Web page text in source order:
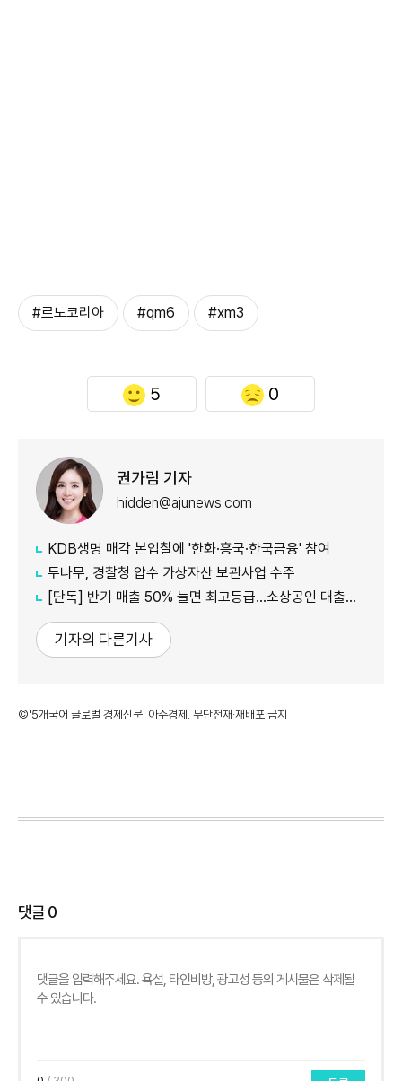
#르노코리아 #qm6 #xm3
5 0
권가림 기자
hidden@ajunews.com
KDB생명 매각 본입찰에 '한화·흥국·한국금융' 참여
두나무, 경찰청 압수 가상자산 보관사업 수주
[단독] 반기 매출 50% 늘면 최고등급…소상공인 대출에 성장성 반영
기자의 다른기사
©'5개국어 글로벌 경제신문' 아주경제. 무단전재·재배포 금지
댓글0